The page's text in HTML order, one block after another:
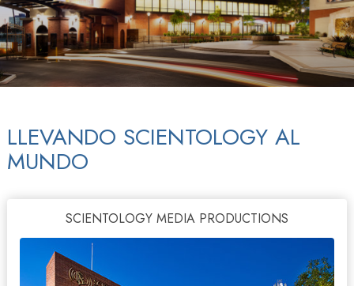
LLEVANDO SCIENTOLOGY AL
MUNDO
SCIENTOLOGY MEDIA PRODUCTIONS